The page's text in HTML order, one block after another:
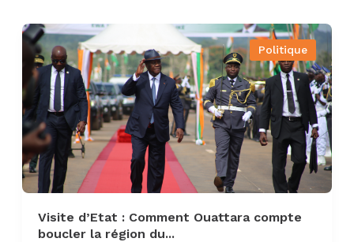
Politique
Visite d’Etat : Comment Ouattara compte
boucler la région du...